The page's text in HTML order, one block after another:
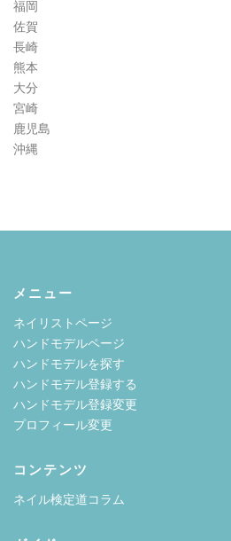
福岡
佐賀
長崎
熊本
大分
宮崎
鹿児島
沖縄
メニュー
ネイリストページ
ハンドモデルページ
ハンドモデルを探す
ハンドモデル登録する
ハンドモデル登録変更
プロフィール変更
コンテンツ
ネイル検定道コラム